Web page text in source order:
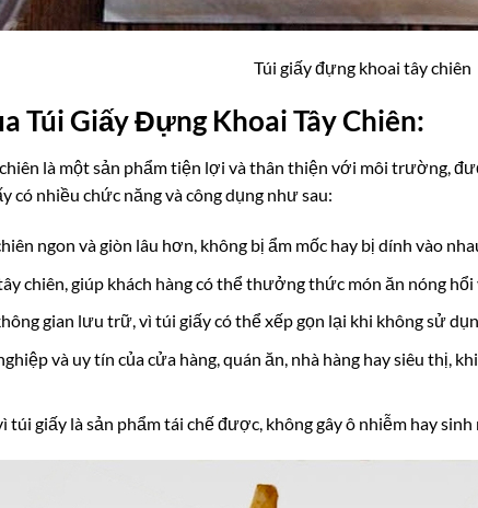
Túi giấy đựng khoai tây chiên
Túi Giấy Đựng Khoai Tây Chiên:
là một sản phẩm tiện lợi và thân thiện với môi trường,
có nhiều chức năng và công dụng như sau:
ngon và giòn lâu hơn, không bị ẩm mốc hay bị dính vào
chiên, giúp khách hàng có thể thưởng thức món ăn nóng hổi
gian lưu trữ, vì túi giấy có thể xếp gọn lại khi không sử
và uy tín của cửa hàng, quán ăn, nhà hàng hay siêu thị,
túi giấy là sản phẩm tái chế được, không gây ô nhiễm hay